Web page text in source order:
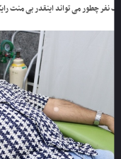
چطور می تواند اینقدر بی منت